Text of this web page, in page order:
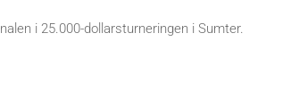
i 25.000-dollarsturneringen i Sumter.